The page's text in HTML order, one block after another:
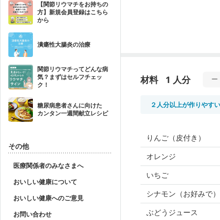
【関節リウマチをお持ちの
方】新規会員登録はこちら
から
潰瘍性大腸炎の治療
関節リウマチってどんな病
気？まずはセルフチェッ
ク！
糖尿病患者さんに向けた
カンタン一週間献立レシピ
その他
医療関係者のみなさまへ
おいしい健康について
おいしい健康へのご意見
お問い合わせ
材料 1 人分
２人分以上が作りやす
りんご（皮付き）
オレンジ
いちご
シナモン（お好みで）
ぶどうジュース